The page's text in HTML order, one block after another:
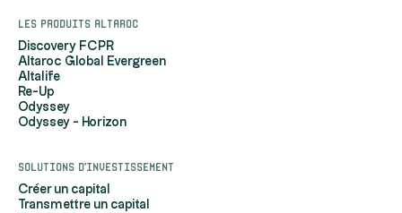
Les produits Altaroc
Discovery FCPR
Altaroc Global Evergreen
Altalife
Re-Up
Odyssey
Odyssey - Horizon
Solutions d'investissement
Créer un capital
Transmettre un capital